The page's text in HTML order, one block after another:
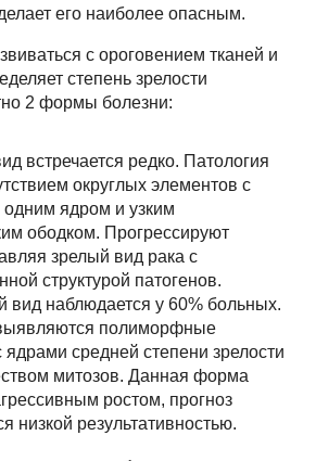
его наиболее опасным.
с ороговением тканей и
степень зрелости
2 формы болезни:
встречается редко. Патология
округлых элементов с
одним ядром и узким
ободком. Прогрессируют
зрелый вид рака с
структурой патогенов.
вид наблюдается у 60% больных.
полиморфные
ядрами средней степени зрелости
митозов. Данная форма
ростом, прогноз
низкой результативностью.